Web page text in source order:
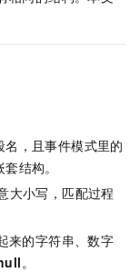
，且事件模式里的
结构。
大小写，匹配过程
来的字符串、数字
。